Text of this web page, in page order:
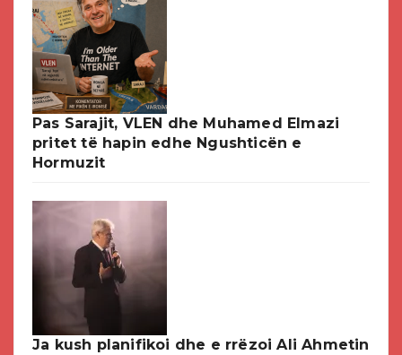
Pas Sarajit, VLEN dhe Muhamed Elmazi
pritet të hapin edhe Ngushticën e
Hormuzit
Ja kush planifikoi dhe e rrëzoi Ali Ahmetin